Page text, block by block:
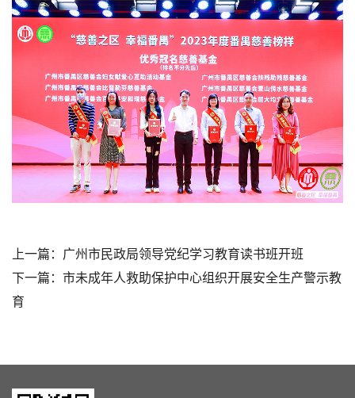
上一篇： 广州市民政局领导党纪学习教育读书班开班
下一篇： 市未成年人救助保护中心组织开展安全生产警示教
育